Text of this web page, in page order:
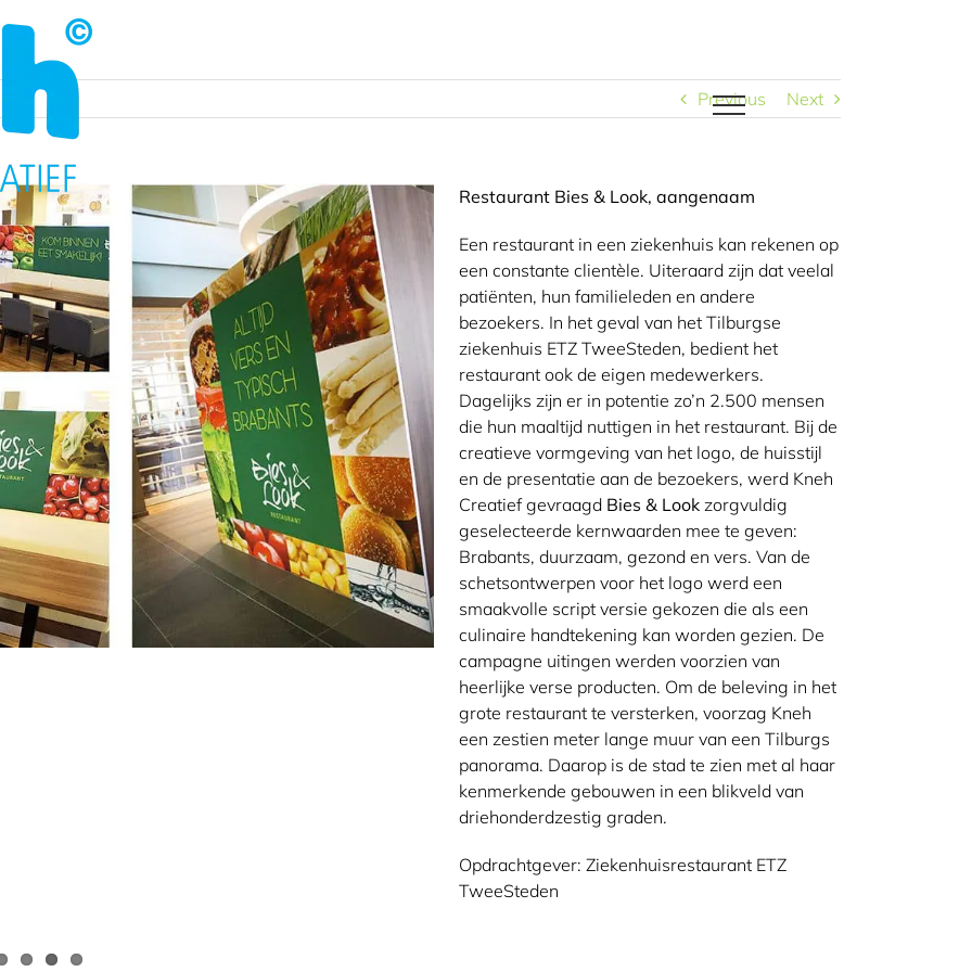
Previous
Next
Restaurant Bies & Look, aangenaam
Een restaurant in een ziekenhuis kan rekenen op
een constante clientèle. Uiteraard zijn dat veelal
patiënten, hun familieleden en andere
bezoekers. In het geval van het Tilburgse
ziekenhuis ETZ TweeSteden, bedient het
restaurant ook de eigen medewerkers.
Dagelijks zijn er in potentie zo’n 2.500 mensen
die hun maaltijd nuttigen in het restaurant. Bij de
creatieve vormgeving van het logo, de huisstijl
en de presentatie aan de bezoekers, werd Kneh
Creatief gevraagd Bies & Look zorgvuldig
geselecteerde kernwaarden mee te geven:
Brabants, duurzaam, gezond en vers. Van de
schetsontwerpen voor het logo werd een
smaakvolle script versie gekozen die als een
culinaire handtekening kan worden gezien. De
campagne uitingen werden voorzien van
heerlijke verse producten. Om de beleving in het
grote restaurant te versterken, voorzag Kneh
een zestien meter lange muur van een Tilburgs
panorama. Daarop is de stad te zien met al haar
kenmerkende gebouwen in een blikveld van
driehonderdzestig graden.
Opdrachtgever: Ziekenhuisrestaurant ETZ
TweeSteden